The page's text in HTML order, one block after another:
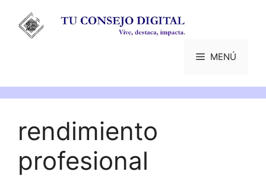
contenido
MENÚ
rendimiento
profesional